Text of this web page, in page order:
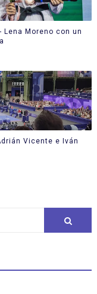
Lena Moreno con un
Vicente e Iván